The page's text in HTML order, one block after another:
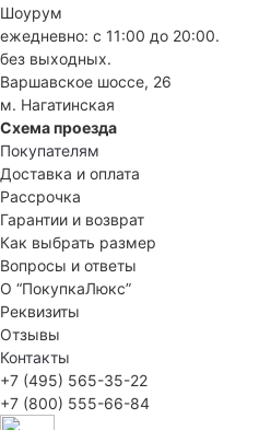
Шоурум
ежедневно: с 11:00 до 20:00.
без выходных.
Варшавское шоссе, 26
м. Нагатинская
Схема проезда
Покупателям
Доставка и оплата
Рассрочка
Гарантии и возврат
Как выбрать размер
Вопросы и ответы
О “ПокупкаЛюкс”
Реквизиты
Отзывы
Контакты
+7 (495) 565-35-22
+7 (800) 555-66-84